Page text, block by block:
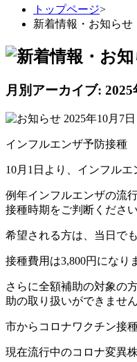
トップページ>
新着情報・お知らせ
月別アーカイブ: 2025
2025年10月7日
インフルエンザ予防接種
10月1日より、インフルエ
例年インフルエンザの流
接種時期をご判断ください
希望される方は、当日で
接種費用は3,800円になり
さらに全額補助の対象の
助の取り扱いができません
市からコロナワクチン接
現在流行中のコロナ変異